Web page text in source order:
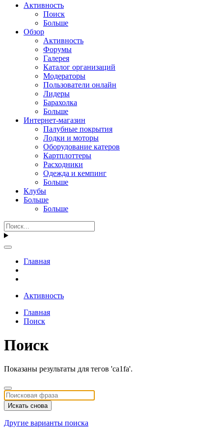
Активность
Поиск
Больше
Обзор
Активность
Форумы
Галерея
Каталог организаций
Модераторы
Пользователи онлайн
Лидеры
Барахолка
Больше
Интернет-магазин
Палубные покрытия
Лодки и моторы
Оборудование катеров
Картплоттеры
Расходники
Одежда и кемпинг
Больше
Клубы
Больше
Больше
Главная
Активность
Главная
Поиск
Поиск
Показаны результаты для тегов 'ca1fa'.
Искать снова
Другие варианты поиска